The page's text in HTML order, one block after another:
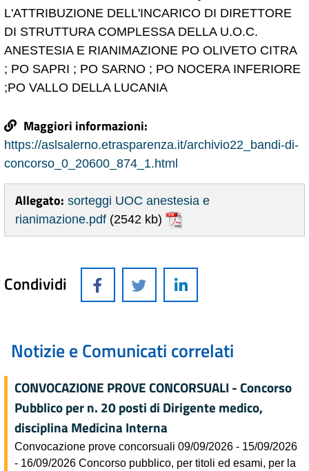
L'ATTRIBUZIONE DELL'INCARICO DI DIRETTORE
DI STRUTTURA COMPLESSA DELLA U.O.C.
ANESTESIA E RIANIMAZIONE PO OLIVETO CITRA
; PO SAPRI ; PO SARNO ; PO NOCERA INFERIORE
;PO VALLO DELLA LUCANIA
Maggiori informazioni:
https://aslsalerno.etrasparenza.it/archivio22_bandi-di-
concorso_0_20600_874_1.html
Allegato: sorteggi UOC anestesia e
rianimazione.pdf (2542 kb)
Condividi
Notizie e Comunicati correlati
CONVOCAZIONE PROVE CONCORSUALI - Concorso
Pubblico per n. 20 posti di Dirigente medico,
disciplina Medicina Interna
Convocazione prove concorsuali 09/09/2026 - 15/09/2026
- 16/09/2026 Concorso pubblico, per titoli ed esami, per la